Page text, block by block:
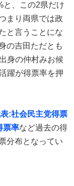
と、この2県だけ
まり両県では政
と言うことにな
の吉田ただとも
身の仲村みお候
躍が得票率を押
:社会民主党得票
票率など過去の得
分布となってい